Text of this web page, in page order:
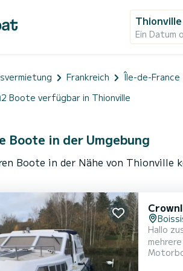
Thionville
Ein Datum
Frankreich Île-de-France
2 Boote verfügbar in Thionville
Boote in der Umgebung
Boote in der Nähe von Thionville
Hallo
Jahr